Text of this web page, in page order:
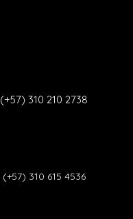
(+57) 310 210 2738
(+57) 310 615 4536